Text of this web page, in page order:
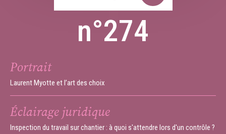
n°274
Portrait
Laurent Myotte et l’art des choix
Éclairage juridique
Inspection du travail sur chantier : à quoi s'attendre lors d'un contrôle ?